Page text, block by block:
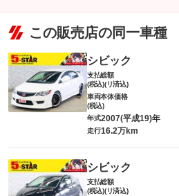
この販売店の同一車種
シビック
支払総額
(税込)(リ済込)
車両本体価格
(税込)
年式2007(平成19)年
走行16.2万km
シビック
支払総額
(税込)(リ済込)